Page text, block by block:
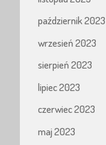
październik 2023
wrzesień 2023
sierpień 2023
lipiec 2023
czerwiec 2023
maj 2023